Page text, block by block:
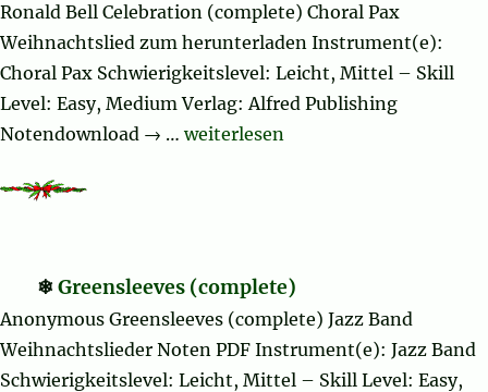
Ronald Bell Celebration (complete) Choral Pax
Weihnachtslied zum herunterladen Instrument(e):
Choral Pax Schwierigkeitslevel: Leicht, Mittel – Skill
Level: Easy, Medium Verlag: Alfred Publishing
Notendownload → …„Celebration (complete)“
weiterlesen
Greensleeves (complete)
Anonymous Greensleeves (complete) Jazz Band
Weihnachtslieder Noten PDF Instrument(e): Jazz Band
Schwierigkeitslevel: Leicht, Mittel – Skill Level: Easy,